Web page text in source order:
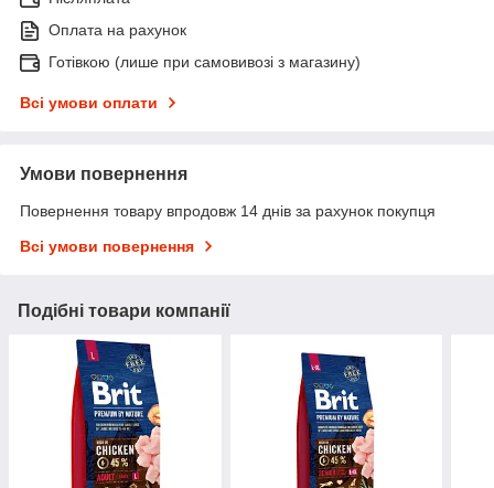
Оплата на рахунок
Готівкою (лише при самовивозі з магазину)
Всі умови оплати
Умови повернення
Повернення товару впродовж 14 днів за рахунок покупця
Всі умови повернення
Подібні товари компанії